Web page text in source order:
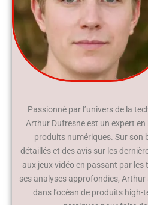
Passionné par l’univers de la
Arthur Dufresne est un expert
produits numériques. Sur son
détaillés et des avis sur les
aux jeux vidéo en passant par les
ses analyses approfondies,
dans l’océan de produits